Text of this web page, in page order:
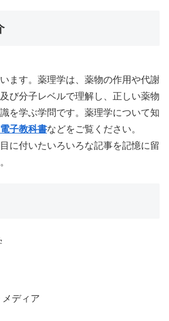
ます。薬理学は、薬物の作用や代謝
び分子レベルで理解し、正しい薬物
を学ぶ学問です。薬理学について知
子教科書などをご覧ください。
に付いたいろいろな記事を記憶に留
ディア